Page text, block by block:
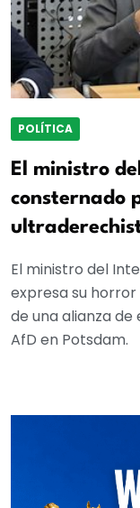
POLÍTICA
El ministro
consternado
El ministro del
expresa su
de una alianza
AfD en Potsdam.